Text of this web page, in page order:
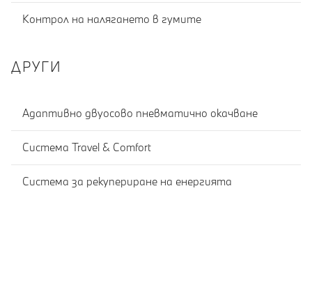
Контрол на налягането в гумите
ДРУГИ
Адаптивно двуосово пневматично окачване
Система Travel & Comfort
Система за рекупериране на енергията